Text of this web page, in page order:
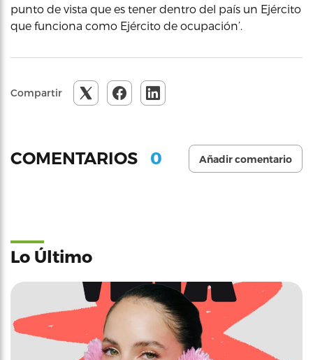
punto de vista que es tener dentro del país un Ejército
que funciona como Ejército de ocupación’.
Compartir
COMENTARIOS 0 Añadir comentario
Lo Último